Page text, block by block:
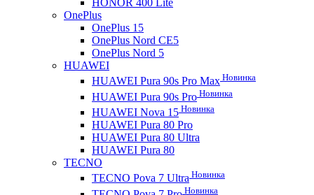
OnePlus
OnePlus 15
OnePlus Nord CE5
OnePlus Nord 5
HUAWEI
HUAWEI Pura 90s Pro Max Новинка
HUAWEI Pura 90s Pro Новинка
HUAWEI Nova 15 Новинка
HUAWEI Pura 80 Pro
HUAWEI Pura 80 Ultra
HUAWEI Pura 80
TECNO
TECNO Pova 7 Ultra Новинка
Новинка